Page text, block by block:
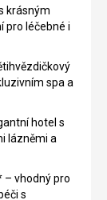
krásným
pro léčebné i
spa a
hotel s
lázněmi a
– vhodný pro
s